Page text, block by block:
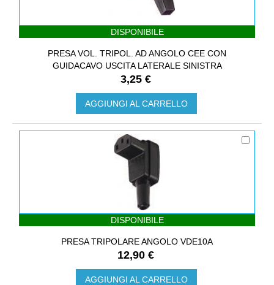
DISPONIBILE
PRESA VOL. TRIPOL. AD ANGOLO CEE CON
GUIDACAVO USCITA LATERALE SINISTRA
3,25 €
AGGIUNGI AL CARRELLO
DISPONIBILE
PRESA TRIPOLARE ANGOLO VDE10A
12,90 €
AGGIUNGI AL CARRELLO